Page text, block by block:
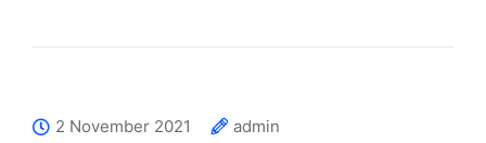
2 November 2021
admin